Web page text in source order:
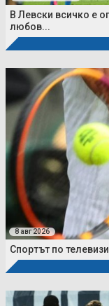
В Левски всичко е
любов...
8 авг 2026
Спортът по